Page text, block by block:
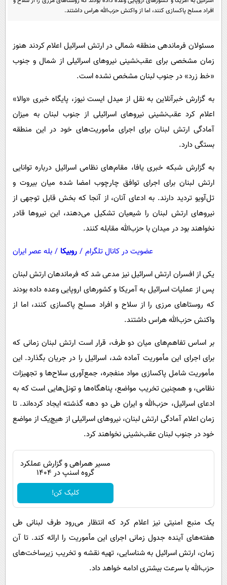
سرگرمی
گوناگون
حوادث
محیط زیست
سلامت
فرهنگی
بین الملل
حیات وحش
سیاست خارجی
پیامک
دانلود
افراد مسلح پاکسازی کنند، اما از واکنش حزب‌الله هراس داشتند.
مسئولان فرماندهی منطقه شمالی در ارتش اسرائیل اعلام کردند هنوز
زمان مشخصی برای عقب‌نشینی نیروهای اسرائیلی از شمال و جنوب
«خط زرد» در جنوب لبنان مشخص نشده است.
به گزارش خبرآنلاین به نقل از میدل ایست نیوز، پایگاه خبری «والا»
اعلام کرد عقب‌نشینی نیروهای اسرائیلی از جنوب لبنان به میزان
آمادگی ارتش لبنان برای اجرای مأموریت‌های خود در این منطقه
بستگی دارد.
به گزارش شبکه خبری یافا‏‌، مقام‌های نظامی اسرائیل درباره توانایی
ارتش لبنان برای اجرای توافق چارچوب امضا شده میان بیروت و
تل‌آویو تردید دارند. به ادعای آنان، از آنجا که بخش قابل توجهی از
نیروهای ارتش لبنان را شیعیان تشکیل می‌دهند، این نیروها قادر
نخواهند بود در میدان با حزب‌الله مقابله کنند.
عضویت در کانال تلگرام / روبیکا / بله عصر ایران
یکی از افسران ارتش اسرائیل نیز مدعی شد که فرماندهان ارتش لبنان
پس از عملیات اسرائیل به آمریکا و کشورهای اروپایی وعده داده بودند
که روستاهای مرزی را از سلاح و افراد مسلح پاکسازی کنند، اما از
واکنش حزب‌الله هراس داشتند.
بر اساس تفاهم‌های میان دو طرف، قرار است ارتش لبنان زمانی که
برای اجرای این مأموریت آماده شد، اسرائیل را در جریان بگذارد. این
مأموریت شامل پاکسازی مواد منفجره، جمع‌آوری سلاح‌ها و تجهیزات
نظامی، و همچنین تخریب مواضع، پناهگاه‌ها و تونل‌هایی است که به
ادعای اسرائیل، حزب‌الله و ایران طی دو دهه گذشته ایجاد کرده‌اند. تا
زمان اعلام آمادگی ارتش لبنان، نیروهای اسرائیلی از هیچ‌یک از مواضع
خود در جنوب لبنان عقب‌نشینی نخواهند کرد.
مسیر همراهی و گزارش عملکرد
گروه اسنپ در ۱۴۰۴
کلیک کن!
یک منبع امنیتی نیز اعلام کرد که انتظار می‌رود طرف لبنانی طی
هفته‌های آینده جدول زمانی اجرای این مأموریت را ارائه کند. تا آن
زمان، ارتش اسرائیل به شناسایی، تهیه نقشه و تخریب زیرساخت‌های
حزب‌الله با سرعت بیشتری ادامه خواهد داد.